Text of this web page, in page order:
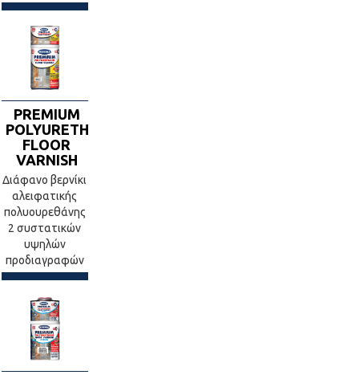
PREMIUM
POLYURETHANE
FLOOR
VARNISH
Διάφανο βερνίκι
αλειφατικής
πολυουρεθάνης
2 συστατικών
υψηλών
προδιαγραφών